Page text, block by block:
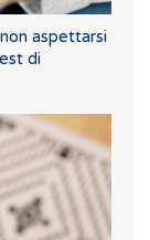
aspettarsi
di